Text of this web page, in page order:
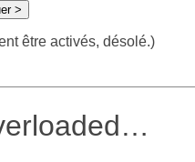
>
être activés, désolé.)